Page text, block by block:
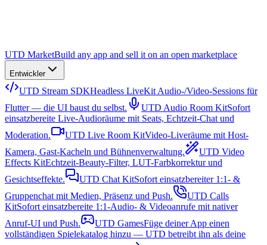
UTD MarketBuild any app and sell it on an open marketplace
Entwickler
UTD Stream SDKHeadless LiveKit Audio-/Video-Sessions für
Flutter — die UI baust du selbst.
UTD Audio Room KitSofort
einsatzbereite Live-Audioräume mit Seats, Echtzeit-Chat und
Moderation.
UTD Live Room KitVideo-Liveräume mit Host-
Kamera, Gast-Kacheln und Bühnenverwaltung.
UTD Video
Effects KitEchtzeit-Beauty-Filter, LUT-Farbkorrektur und
Gesichtseffekte.
UTD Chat KitSofort einsatzbereiter 1:1- &
Gruppenchat mit Medien, Präsenz und Push.
UTD Calls
KitSofort einsatzbereite 1:1-Audio- & Videoanrufe mit nativer
Anruf-UI und Push.
UTD GamesFüge deiner App einen
vollständigen Spielekatalog hinzu — UTD betreibt ihn als deine